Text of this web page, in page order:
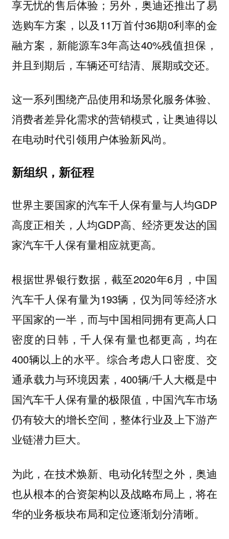
享无忧的售后体验；另外，奥迪还推出了易
选购车方案，以及11万首付36期0利率的金
融方案，新能源车3年高达40%残值担保，
并且到期后，车辆还可结清、展期或交还。
这一系列围绕产品使用和场景化服务体验、
消费者差异化需求的营销模式，让奥迪得以
在电动时代引领用户体验新风尚。
新组织，新征程
世界主要国家的汽车千人保有量与人均GDP
高度正相关，人均GDP高、经济更发达的国
家汽车千人保有量相应就更高。
根据世界银行数据，截至2020年6月，中国
汽车千人保有量为193辆，仅为同等经济水
平国家的一半，而与中国相同拥有更高人口
密度的日韩，千人保有量也都更高，均在
400辆以上的水平。综合考虑人口密度、交
通承载力与环境因素，400辆/千人大概是中
国汽车千人保有量的极限值，中国汽车市场
仍有较大的增长空间，整体行业及上下游产
业链潜力巨大。
为此，在技术焕新、电动化转型之外，奥迪
也从根本的合资架构以及战略布局上，将在
华的业务板块布局和定位逐渐划分清晰。